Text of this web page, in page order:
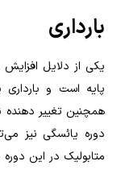
بارداری
یکی از دلایل افزایش
پایه است و بارداری
همچنین تغییر
دوره یائسگی نیز
متابولیک در این